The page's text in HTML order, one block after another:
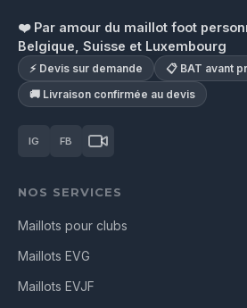
❤️ Par amour du maillot foot
Belgique, Suisse et Luxembourg
⚡ Devis sur demande
📋 BAT avant
🚚 Livraison confirmée au devis
IG FB
NOS SERVICES
Maillots pour clubs
Maillots EVG
Maillots EVJF